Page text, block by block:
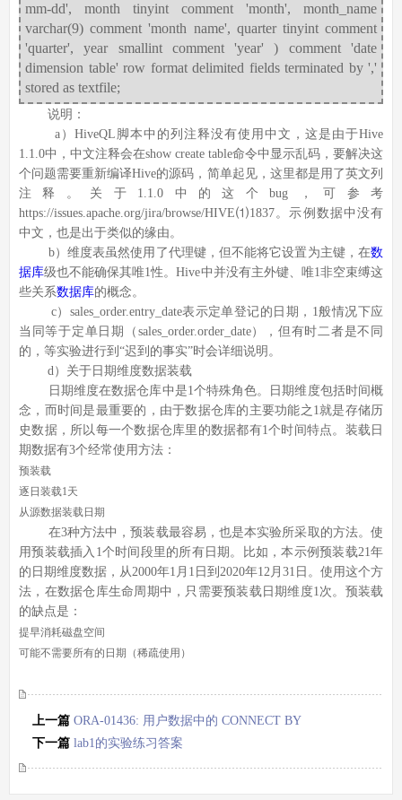
mm-dd', month tinyint comment 'month', month_name
varchar(9) comment 'month name', quarter tinyint comment
'quarter', year smallint comment 'year' ) comment 'date
dimension table' row format delimited fields terminated by ','
stored as textfile;
说明：
a）HiveQL脚本中的列注释没有使用中文，这是由于Hive
1.1.0中，中文注释会在show create table命令中显示乱码，要解决这
个问题需要重新编译Hive的源码，简单起见，这里都是用了英文列
注释。关于1.1.0中的这个bug，可参考
https://issues.apache.org/jira/browse/HIVE⑴1837。示例数据中没有
中文，也是出于类似的缘由。
b）维度表虽然使用了代理键，但不能将它设置为主键，在数
据库级也不能确保其唯1性。Hive中并没有主外键、唯1非空束缚这
些关系数据库的概念。
c）sales_order.entry_date表示定单登记的日期，1般情况下应
当同等于定单日期（sales_order.order_date），但有时二者是不同
的，等实验进行到“迟到的事实”时会详细说明。
d）关于日期维度数据装载
日期维度在数据仓库中是1个特殊角色。日期维度包括时间概
念，而时间是最重要的，由于数据仓库的主要功能之1就是存储历
史数据，所以每一个数据仓库里的数据都有1个时间特点。装载日
期数据有3个经常使用方法：
预装载
逐日装载1天
从源数据装载日期
在3种方法中，预装载最容易，也是本实验所采取的方法。使
用预装载插入1个时间段里的所有日期。比如，本示例预装载21年
的日期维度数据，从2000年1月1日到2020年12月31日。使用这个方
法，在数据仓库生命周期中，只需要预装载日期维度1次。预装载
的缺点是：
提早消耗磁盘空间
可能不需要所有的日期（稀疏使用）
上一篇 ORA-01436: 用户数据中的 CONNECT BY
循环
下一篇 lab1的实验练习答案